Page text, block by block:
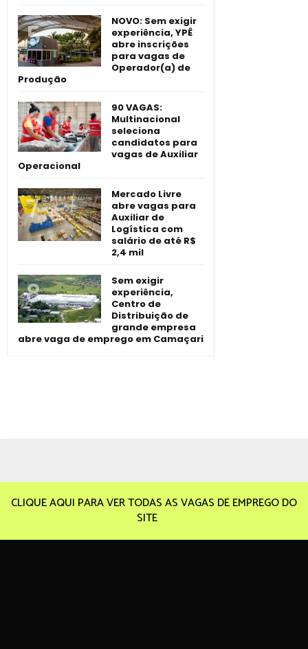
NOVO: Sem exigir
experiência, YPÊ
abre inscrições
para vagas de
Operador(a) de
Produção
90 VAGAS:
Multinacional
seleciona
candidatos para
vagas de Auxiliar
Operacional
Mercado Livre
abre vagas para
Auxiliar de
Logística com
salário de até R$
2,4 mil
Sem exigir
experiência,
Centro de
Distribuição de
grande empresa
abre vaga de emprego em Camaçari
CLIQUE AQUI PARA VER TODAS AS VAGAS DE EMPREGO DO
SITE